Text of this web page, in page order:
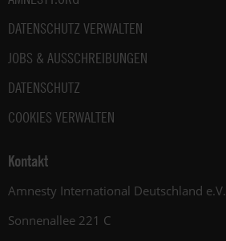
DATENSCHUTZ VERWALTEN
JOBS & AUSSCHREIBUNGEN
DATENSCHUTZ
COOKIES VERWALTEN
Kontakt
Amnesty International Deutschland e.V.
Sonnenallee 221 C